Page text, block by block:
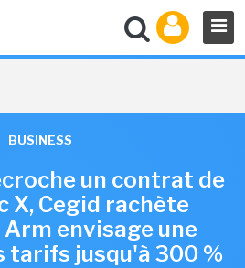
BUSINESS
un contrat de
X, Cegid rachète
envisage une
tarifs jusqu'à 300 %